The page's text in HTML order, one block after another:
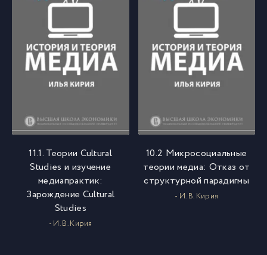
11.1. Теории Cultural
Studies и изучение
медиапрактик:
Зарождение Cultural
Studies
- И. В. Кирия
10.2 Микросоциальные
теории медиа: Отказ от
структурной парадигмы
- И. В. Кирия